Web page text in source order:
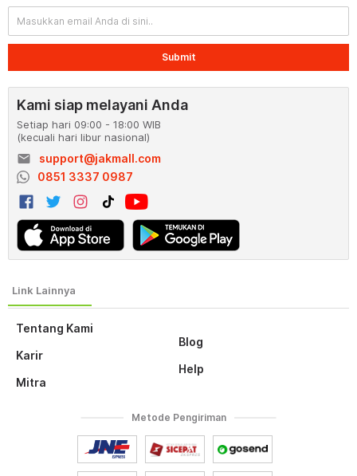
Tentang Kami
Karir
Mitra
Blog
Help
Submit
Kami siap melayani Anda
Setiap hari 09:00 - 18:00 WIB
(kecuali hari libur nasional)
email
support@jakmall.com
0851 3337 0987
Metode Pengiriman